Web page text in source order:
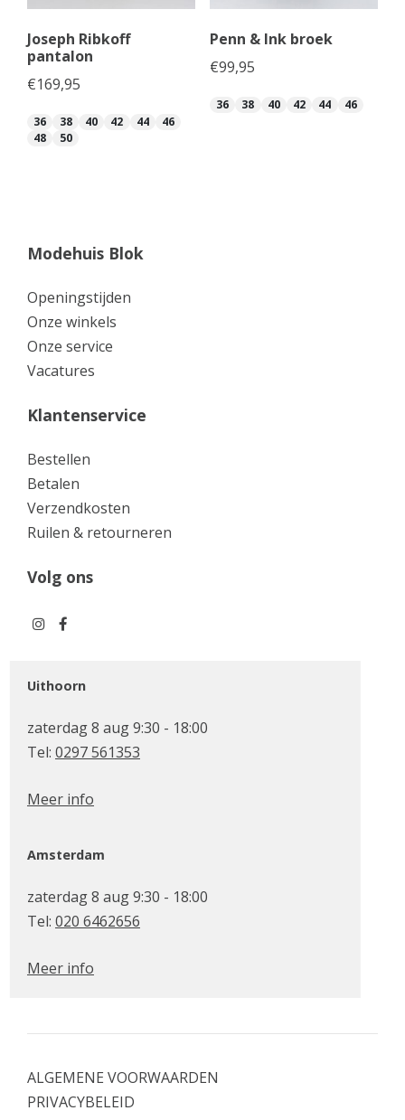
Joseph Ribkoff
pantalon
€169,95
36 38 40 42 44
46
48
50
Penn & Ink broek
€99,95
36 38 40 42 44 46
Modehuis Blok
Openingstijden
Onze winkels
Onze service
Vacatures
Klantenservice
Bestellen
Betalen
Verzendkosten
Ruilen & retourneren
Volg ons
Uithoorn
zaterdag 8 aug 9:30 - 18:00
Tel: 0297 561353
Meer info
Amsterdam
zaterdag 8 aug 9:30 - 18:00
Tel: 020 6462656
Meer info
ALGEMENE VOORWAARDEN
PRIVACYBELEID